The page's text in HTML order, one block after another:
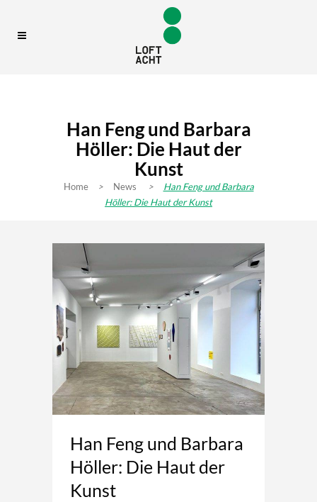
Han Feng und Barbara
Höller: Die Haut der
Kunst
Home > News >
Han Feng und Barbara
Höller: Die Haut der Kunst
Han Feng und Barbara
Höller: Die Haut der
Kunst